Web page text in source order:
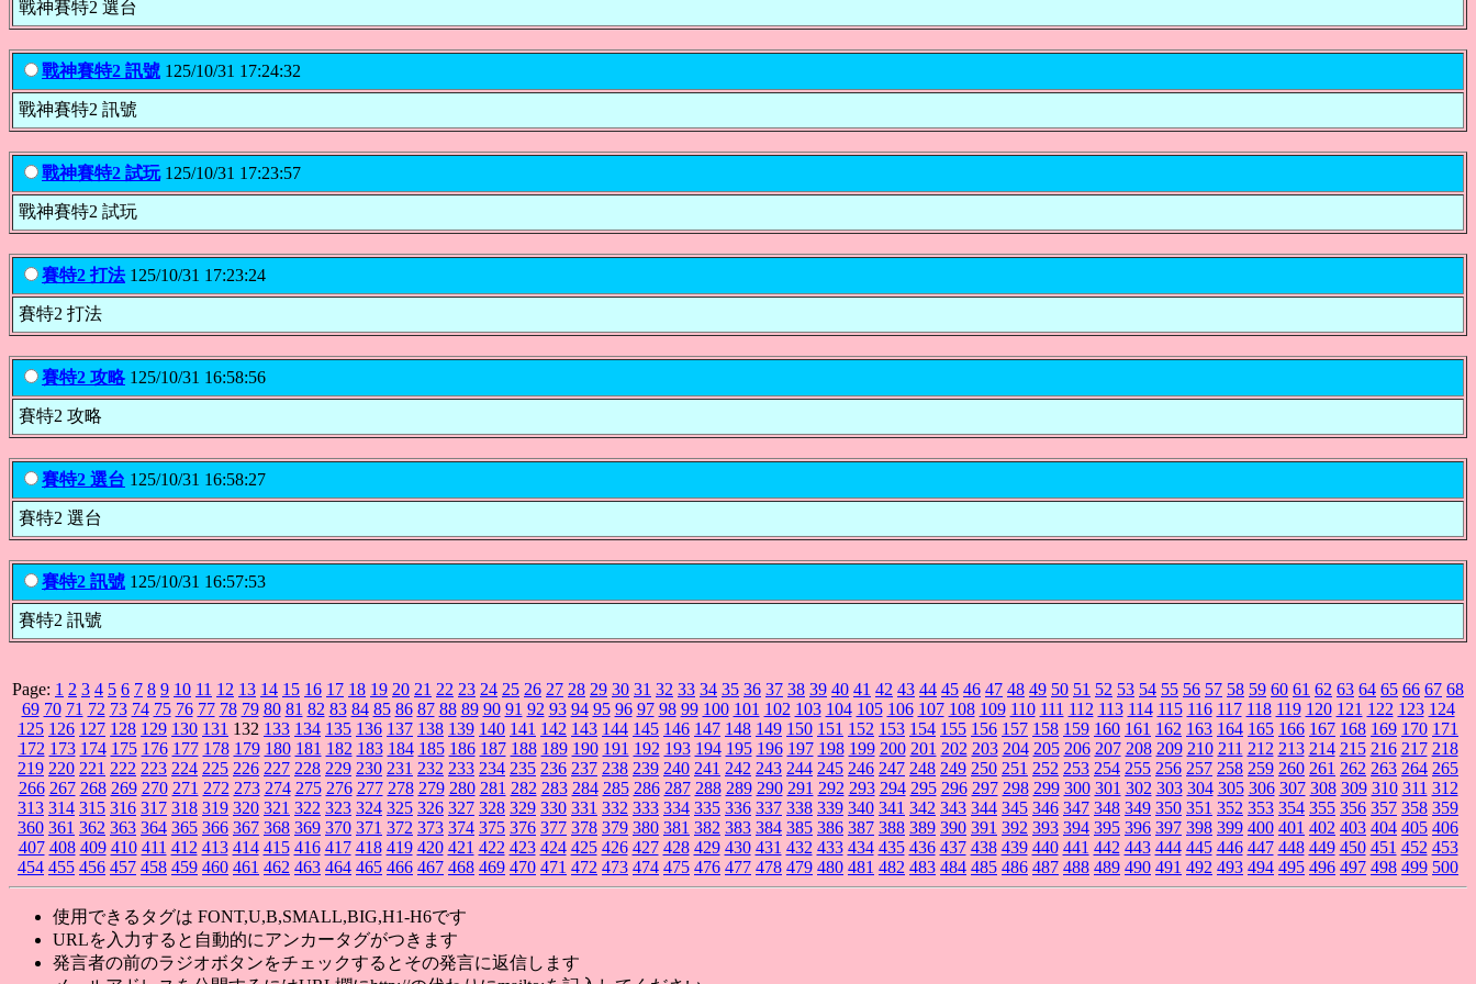
戰神賽特2 選台
戰神賽特2 訊號 125/10/31 17:24:32
戰神賽特2 訊號
戰神賽特2 試玩125/10/31 17:23:57
戰神賽特2 試玩
賽特2 打法125/10/31 17:23:24
賽特2 打法
賽特2 攻略125/10/31 16:58:56
賽特2 攻略
賽特2 選台 125/10/31 16:58:27
賽特2 選台
賽特2 訊號 125/10/31 16:57:53
賽特2 訊號
Page: 1 2 3 4 5 6 7 8 9 10 11 12 13 14 15 16 17 18 19 20 21 22 23 24 25 26 27 28 29 30 31 32 33 34 35 36 37 38 39 40 41 42 43 44 45 46 47 48 49 50 51 52 53 54 55 56 57 58 59 60 61 62 63 64 65 66 67 68
69 70 71 72 73 74 75 76 77 78 79 80 81 82 83 84 85 86 87 88 89 90 91 92 93 94 95 96 97 98 99 100 101 102 103 104 105 106 107 108 109 110 111 112 113 114 115 116 117 118 119 120 121 122 123 124
125 126 127 128 129 130 131 132 133 134 135 136 137 138 139 140 141 142 143 144 145 146 147 148 149 150 151 152 153 154 155 156 157 158 159 160 161 162 163 164 165 166 167 168 169 170 171
172 173 174 175 176 177 178 179 180 181 182 183 184 185 186 187 188 189 190 191 192 193 194 195 196 197 198 199 200 201 202 203 204 205 206 207 208 209 210 211 212 213 214 215 216 217 218
219 220 221 222 223 224 225 226 227 228 229 230 231 232 233 234 235 236 237 238 239 240 241 242 243 244 245 246 247 248 249 250 251 252 253 254 255 256 257 258 259 260 261 262 263 264 265
266 267 268 269 270 271 272 273 274 275 276 277 278 279 280 281 282 283 284 285 286 287 288 289 290 291 292 293 294 295 296 297 298 299 300 301 302 303 304 305 306 307 308 309 310 311 312
313 314 315 316 317 318 319 320 321 322 323 324 325 326 327 328 329 330 331 332 333 334 335 336 337 338 339 340 341 342 343 344 345 346 347 348 349 350 351 352 353 354 355 356 357 358 359
360 361 362 363 364 365 366 367 368 369 370 371 372 373 374 375 376 377 378 379 380 381 382 383 384 385 386 387 388 389 390 391 392 393 394 395 396 397 398 399 400 401 402 403 404 405 406
407 408 409 410 411 412 413 414 415 416 417 418 419 420 421 422 423 424 425 426 427 428 429 430 431 432 433 434 435 436 437 438 439 440 441 442 443 444 445 446 447 448 449 450 451 452 453
454 455 456 457 458 459 460 461 462 463 464 465 466 467 468 469 470 471 472 473 474 475 476 477 478 479 480 481 482 483 484 485 486 487 488 489 490 491 492 493 494 495 496 497 498 499 500
使用できるタグは FONT,U,B,SMALL,BIG,H1-H6です
URLを入力すると自動的にアンカータグがつきます
発言者の前のラジオボタンをチェックするとその発言に返信します